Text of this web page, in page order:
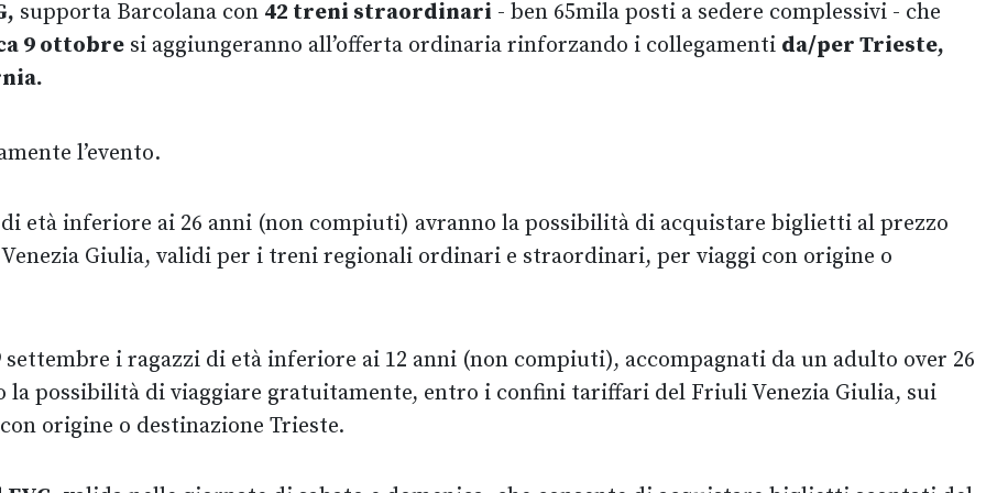
supporta Barcolana con 42 treni straordinari - ben 65mila posti a sedere complessivi - che
9 ottobre si aggiungeranno all’offerta ordinaria rinforzando i collegamenti da/per Trieste,
l’evento.
età inferiore ai 26 anni (non compiuti) avranno la possibilità di acquistare biglietti al prezzo
Giulia, validi per i treni regionali ordinari e straordinari, per viaggi con origine o
i ragazzi di età inferiore ai 12 anni (non compiuti), accompagnati da un adulto over 26
la possibilità di viaggiare gratuitamente, entro i confini tariffari del Friuli Venezia Giulia, sui
origine o destinazione Trieste.